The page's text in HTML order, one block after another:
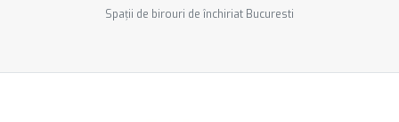
Spații de birouri de închiriat Bucuresti